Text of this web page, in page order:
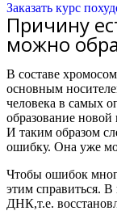
Заказать курс
Причину
можно
В составе
основным
человека в самых
образование
И таким образом
ошибку. Она уже
Чтобы ошибок
этим справиться.
ДНК,т.е.